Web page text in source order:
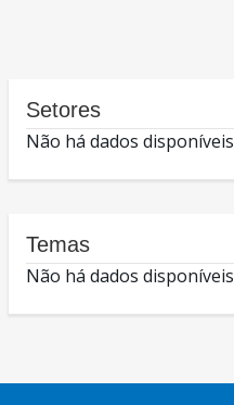
Setores
Não há dados disponíveis
Temas
Não há dados disponíveis